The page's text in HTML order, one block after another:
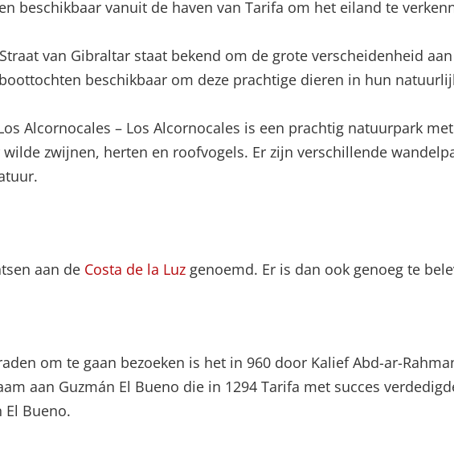
beschikbaar vanuit de haven van Tarifa om het eiland te
van Gibraltar staat bekend om de grote verscheidenheid
beschikbaar om deze prachtige dieren in hun
Alcornocales – Los Alcornocales is een prachtig natuurpark
zwijnen, herten en roofvogels. Er zijn verschillende
aan de Costa de la Luzgenoemd. Er is dan ook genoeg te
om te gaan bezoeken is het in 960 door Kalief Abd-ar-
aan Guzmán El Bueno die in 1294 Tarifa met succes
El Bueno.